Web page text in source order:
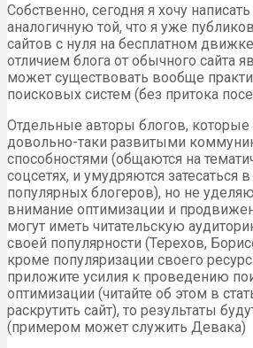
Собственно, сегодня я хочу
аналогичную той, что я уже
сайтов с нуля на бесплатном
отличием блога от обычного сайта
может существовать вообще
поисковых систем (без притока
Отдельные авторы блогов,
довольно-таки развитыми
способностями (общаются на
соцсетях, и умудряются затесаться
популярных блогеров), но не
внимание оптимизации и
могут иметь читательскую
своей популярности (Терехов,
кроме популяризации своего
приложите усилия к проведению
оптимизации (читайте об этом в
раскрутить сайт), то результаты
(примером может служить Девака)